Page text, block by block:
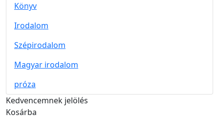
Könyv
Irodalom
Szépirodalom
Magyar irodalom
próza
Kedvencemnek jelölés
Kosárba